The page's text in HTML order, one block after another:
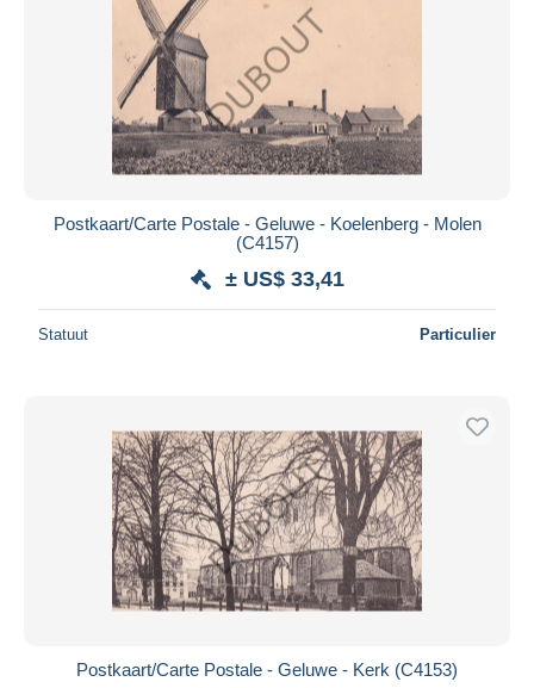
Postkaart/Carte Postale - Geluwe - Koelenberg - Molen
(C4157)
± US$ 33,41
Statuut Particulier
Postkaart/Carte Postale - Geluwe - Kerk (C4153)